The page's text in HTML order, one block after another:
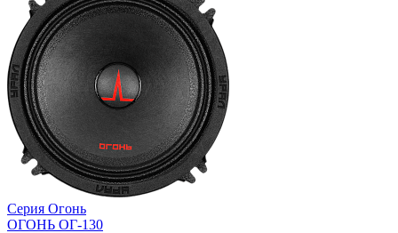
Серия Огонь
ОГОНЬ ОГ-130